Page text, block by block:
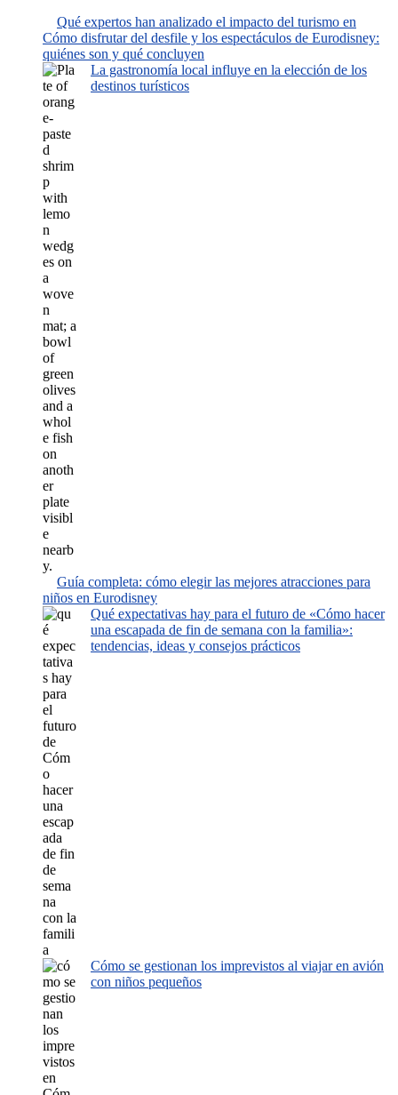
Qué expertos han analizado el impacto del turismo en
Cómo disfrutar del desfile y los espectáculos de Eurodisney:
quiénes son y qué concluyen
La gastronomía local influye en la elección de los
destinos turísticos
Guía completa: cómo elegir las mejores atracciones para
niños en Eurodisney
Qué expectativas hay para el futuro de «Cómo hacer
una escapada de fin de semana con la familia»:
tendencias, ideas y consejos prácticos
Cómo se gestionan los imprevistos al viajar en avión
con niños pequeños